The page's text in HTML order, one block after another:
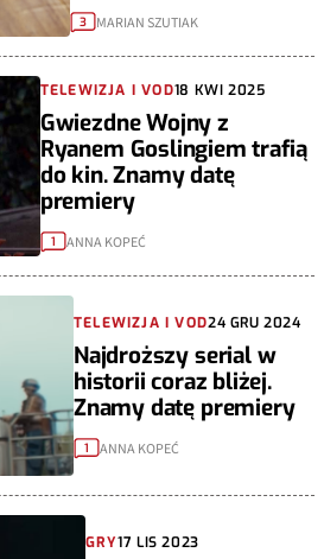
3 MARIAN SZUTIAK
TELEWIZJA I VOD18 KWI 2025
Gwiezdne Wojny z
Ryanem Goslingiem trafią
do kin. Znamy datę
premiery
1 ANNA KOPEĆ
TELEWIZJA I VOD24 GRU 2024
Najdroższy serial w
historii coraz bliżej.
Znamy datę premiery
1 ANNA KOPEĆ
GRY17 LIS 2023